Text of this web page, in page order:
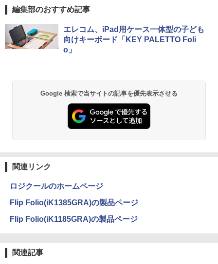
編集部のおすすめ記事
エレコム、iPad用ケース一体型の子ども
向けキーボード「KEY PALETTO Foli
o」
Google 検索で当サイトの記事を優先表示させる
関連リンク
ロジクールのホームページ
Flip Folio(iK1385GRA)の製品ページ
Flip Folio(iK1185GRA)の製品ページ
関連記事